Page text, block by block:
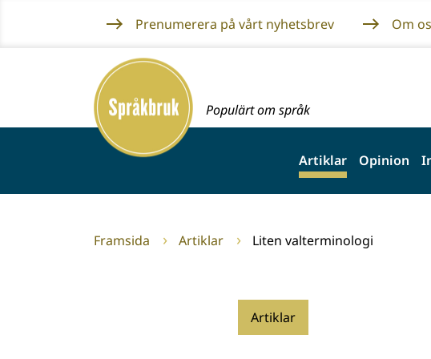
innehållet
Prenumerera på vårt nyhetsbrev Om
Framsida
Populärt om språk
Artiklar Opinion
Framsida Artiklar Liten valterminologi
Artiklar